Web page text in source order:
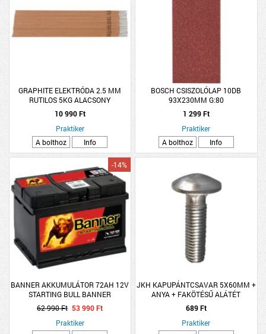
GRAPHITE ELEKTRÓDA 2.5 MM
RUTILOS 5KG ALACSONY
FESZÜLTSÉG
10 990 Ft
Praktiker
A bolthoz
Info
BOSCH CSISZOLÓLAP 10DB
93X230MM G:80
REZGŐCSISZOLÓHOZ
1 299 Ft
Praktiker
A bolthoz
Info
BANNER AKKUMULÁTOR 72AH 12V
STARTING BULL BANNER
-14%
62 990 Ft 53 990 Ft
Praktiker
JKH KAPUPÁNTCSAVAR 5X60MM +
ANYA + FAKÖTÉSŰ ALÁTÉT
689 Ft
Praktiker